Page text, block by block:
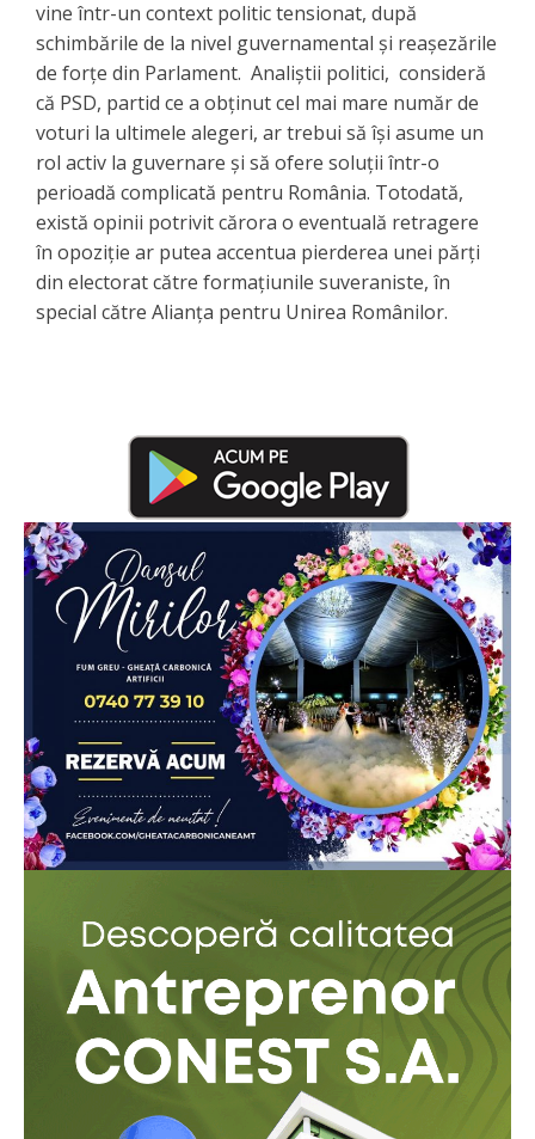
vine într-un context politic tensionat, după
schimbările de la nivel guvernamental și reașezările
de forțe din Parlament. Analiștii politici, consideră
că PSD, partid ce a obținut cel mai mare număr de
voturi la ultimele alegeri, ar trebui să își asume un
rol activ la guvernare și să ofere soluții într-o
perioadă complicată pentru România. Totodată,
există opinii potrivit cărora o eventuală retragere
în opoziție ar putea accentua pierderea unei părți
din electorat către formațiunile suveraniste, în
special către Alianța pentru Unirea Românilor.